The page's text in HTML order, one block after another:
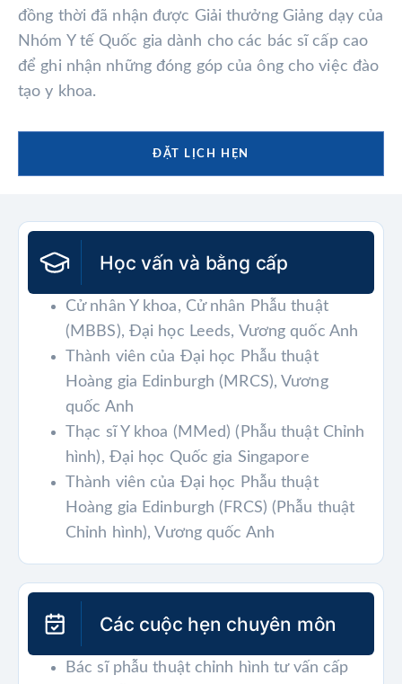
đồng thời đã nhận được Giải thưởng Giảng dạy của
Nhóm Y tế Quốc gia dành cho các bác sĩ cấp cao
để ghi nhận những đóng góp của ông cho việc đào
tạo y khoa.
ĐẶT LỊCH HẸN
Học vấn và bằng cấp
Cử nhân Y khoa, Cử nhân Phẫu thuật
(MBBS), Đại học Leeds, Vương quốc Anh
Thành viên của Đại học Phẫu thuật
Hoàng gia Edinburgh (MRCS), Vương
quốc Anh
Thạc sĩ Y khoa (MMed) (Phẫu thuật Chỉnh
hình), Đại học Quốc gia Singapore
Thành viên của Đại học Phẫu thuật
Hoàng gia Edinburgh (FRCS) (Phẫu thuật
Chỉnh hình), Vương quốc Anh
Các cuộc hẹn chuyên môn
Bác sĩ phẫu thuật chỉnh hình tư vấn cấp